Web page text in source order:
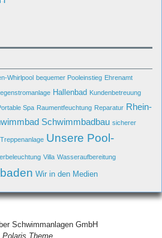
Whirlpool bequemer Pooleinstieg Ehrenamt
Hallenbad Kundenbetreuung
Spa Raumentfeuchtung Reparatur Rhein-
Schwimmbadbau sicherer
Treppenanlage Unsere Pool-
Villa Wasseraufbereitung
Wir in den Medien
Schwimmanlagen GmbH
Polaris Theme